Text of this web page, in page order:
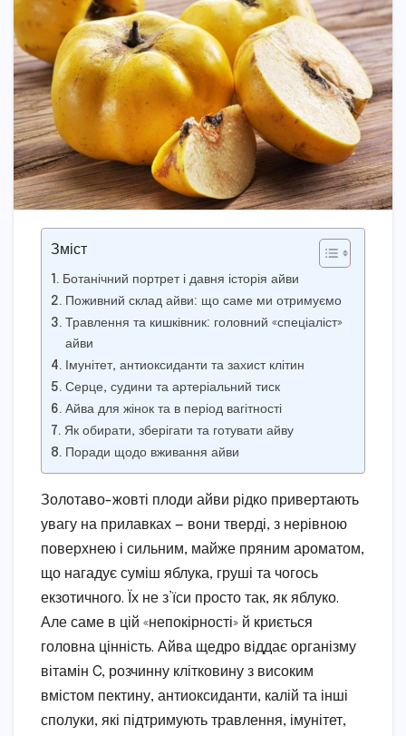
Зміст
Ботанічний портрет і давня історія айви
Поживний склад айви: що саме ми отримуємо
Травлення та кишківник: головний «спеціаліст»
айви
Імунітет, антиоксиданти та захист клітин
Серце, судини та артеріальний тиск
Айва для жінок та в період вагітності
Як обирати, зберігати та готувати айву
Поради щодо вживання айви
Золотаво-жовті плоди айви рідко привертають
увагу на прилавках — вони тверді, з нерівною
поверхнею і сильним, майже пряним ароматом,
що нагадує суміш яблука, груші та чогось
екзотичного. Їх не з’їси просто так, як яблуко.
Але саме в цій «непокірності» й криється
головна цінність. Айва щедро віддає організму
вітамін C, розчинну клітковину з високим
вмістом пектину, антиоксиданти, калій та інші
сполуки, які підтримують травлення, імунітет,